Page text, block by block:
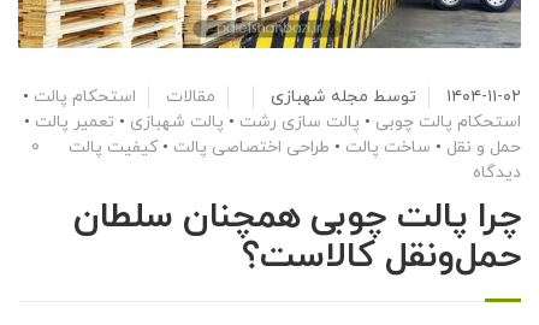
۱۴۰۴-۱۱-۰۲ توسط مجله شهبازی مقالات استحکام پالت •
استحکام پالت چوبی • پالت سازی رشت • پالت شهبازی • تعمیر پالت •
حمل و نقل • ساخت پالت • طراحی اختصاصی پالت •کیفیت پالت
0
دیدگاه
چرا پالت چوبی همچنان سلطان
حمل‌ونقل کالاست؟